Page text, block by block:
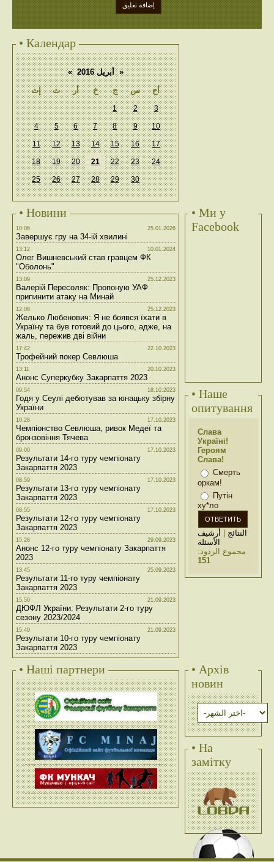
• Календар
« أبريل 2016 »
إث
ث أر خ ج س أح
1 2 3
4 5 6 7 8 9 10
11 12 13 14 15 16 17
18 19 20 21 22 23 24
25 26 27 28 29 30
• Новини
10:06 25.01.2026
Завершує гру на 34-ій хвилині
13:12 10.01.2024
Олег Вишневський став гравцем ФК
"Оболонь"
13:09 25.12.2023
Валерій Пересоляк: Пропоную УАФ
припинити атаку на Минай
12:08 25.12.2023
Желько Любенович: Я не боявся їхати в
Україну та був готовий до цього, адже, на
жаль, пережив дві війни
17:42 22.10.2023
Трофейний покер Севлюша
13:11 20.10.2023
Анонс Суперкубку Закарпаття 2023
09:54 18.10.2023
Годя у Сеулі дебютував за юнацьку збірну
України
10:28 17.10.2023
Чемпіонство Севлюша, ривок Медеї та
бронзовіння Тячева
09:00 17.10.2023
Результати 14-го туру чемпіонату
Закарпаття 2023
08:59 17.10.2023
Результати 13-го туру чемпіонату
Закарпаття 2023
08:55 17.10.2023
Результати 12-го туру чемпіонату
Закарпаття 2023
15:28 29.09.2023
Анонс 12-го туру чемпіонату Закарпаття
2023
13:45 25.09.2023
Результати 11-го туру чемпіонату
Закарпаття 2023
15:50 21.09.2023
ДЮФЛ України. Результати 2-го туру
сезону 2023/2024
15:40 21.09.2023
Результати 10-го туру чемпіонату
Закарпаття 2023
• Ми у
Facebook
• Наше
опитування
Слава
Україні!
Героям
Слава!
Смерть
оркам!
Путін
ху*ло
النتائج | أرشيف
الأسئلة
مجموع الردود:
151
• Наші партнери
• Архів
новин
• На
замітку